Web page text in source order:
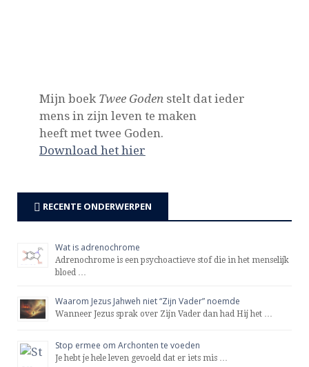
Mijn boek Twee Godenstelt dat ieder
mens in zijn leven te maken
heeft met twee Goden.
Download het hier
RECENTE ONDERWERPEN
Wat is adrenochrome
Adrenochrome is een psychoactieve stof die in het menselijk
bloed …
Waarom Jezus Jahweh niet “Zijn Vader” noemde
Wanneer Jezus sprak over Zijn Vader dan had Hij het …
Stop ermee om Archonten te voeden
Je hebt je hele leven gevoeld dat er iets mis …